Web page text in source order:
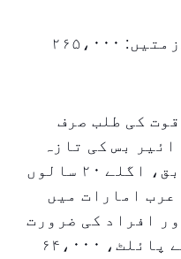
آسمان میں مستقبل کی ملازمتیں: ۲۶۵،۰۰۰
کی طلب صرف
بس کی تازہ
ترین پیشین گوئی کے مطابق، اگلے ۲۰ سالوں
عرب امارات میں
ور افراد کی ضرورت
ہوگی۔ اس میں ۶۹،۰۰۰ نئے پائلٹ، ۶۴،۰۰۰